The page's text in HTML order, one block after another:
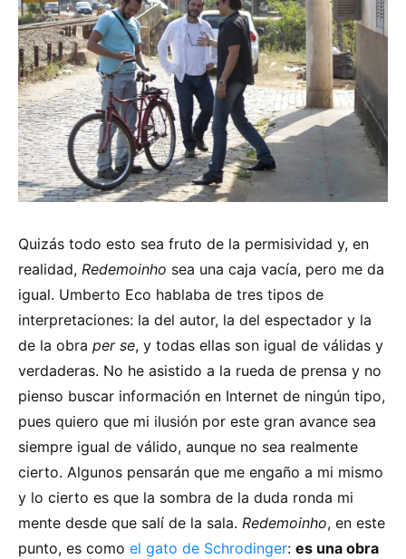
Quizás todo esto sea fruto de la permisividad y, en
realidad, Redemoinho sea una caja vacía, pero me da
igual. Umberto Eco hablaba de tres tipos de
interpretaciones: la del autor, la del espectador y la
de la obra per se, y todas ellas son igual de válidas y
verdaderas. No he asistido a la rueda de prensa y no
pienso buscar información en Internet de ningún tipo,
pues quiero que mi ilusión por este gran avance sea
siempre igual de válido, aunque no sea realmente
cierto. Algunos pensarán que me engaño a mi mismo
y lo cierto es que la sombra de la duda ronda mi
mente desde que salí de la sala. Redemoinho, en este
punto, es como el gato de Schrodinger: es una obra